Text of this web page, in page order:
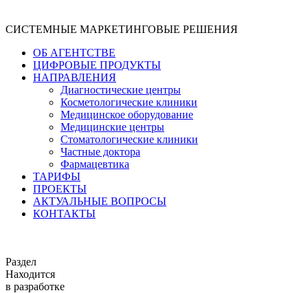
СИСТЕМНЫЕ МАРКЕТИНГОВЫЕ РЕШЕНИЯ
ОБ АГЕНТСТВЕ
ЦИФРОВЫЕ ПРОДУКТЫ
НАПРАВЛЕНИЯ
Диагностические центры
Косметологические клиники
Медицинское оборудование
Медицинские центры
Стоматологические клиники
Частные доктора
Фармацевтика
ТАРИФЫ
ПРОЕКТЫ
АКТУАЛЬНЫЕ ВОПРОСЫ
КОНТАКТЫ
Раздел
Находится
в разработке